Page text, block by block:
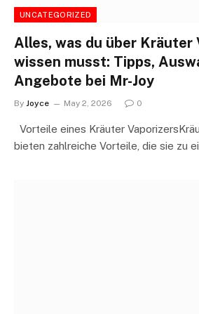
UNCATEGORIZED
Alles, was du über Kräuter
wissen musst: Tipps,
Angebote bei Mr-Joy
By Joyce May 2, 2026 0
Vorteile eines Kräuter
bieten zahlreiche Vorteile, die sie zu